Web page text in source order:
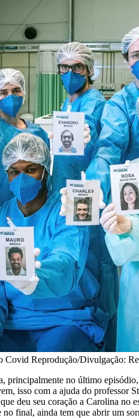
Covid Reprodução/Divulgação:
principalmente no último
isso com a ajuda do professor
deu seu coração a Carolina no
no final, ainda tem que abrir um